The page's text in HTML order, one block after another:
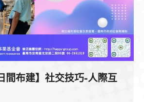
間布建】社交技巧-人際互